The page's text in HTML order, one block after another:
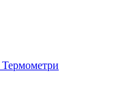
Термометри